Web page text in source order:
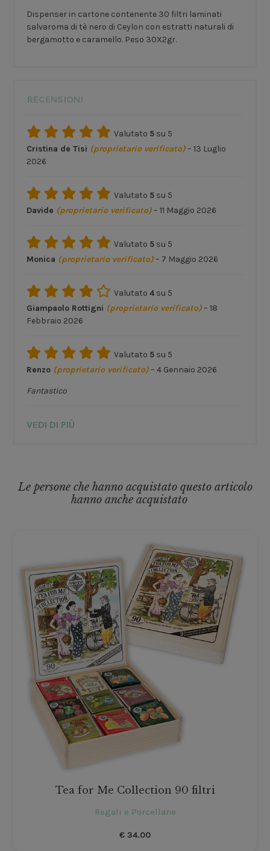
Dispenser in cartone contenente 30 filtri laminati
salvaroma di tè nero di Ceylon con estratti naturali di
bergamotto e caramello. Peso 30X2gr.
RECENSIONI
Valutato 5 su 5
Cristina de Tisi (proprietario verificato) – 13 Luglio
2026
Valutato 5 su 5
Davide (proprietario verificato) – 11 Maggio 2026
Valutato 5 su 5
Monica (proprietario verificato) – 7 Maggio 2026
Valutato4su 5
Giampaolo Rottigni (proprietario verificato) – 18
Febbraio 2026
Valutato 5 su 5
Renzo (proprietario verificato) – 4 Gennaio 2026
Fantastico
VEDI DI PIÙ
Le persone che hanno acquistato questo articolo
hanno anche acquistato
Tea for Me Collection 90 filtri
Regali e Porcellane
€ 34.00